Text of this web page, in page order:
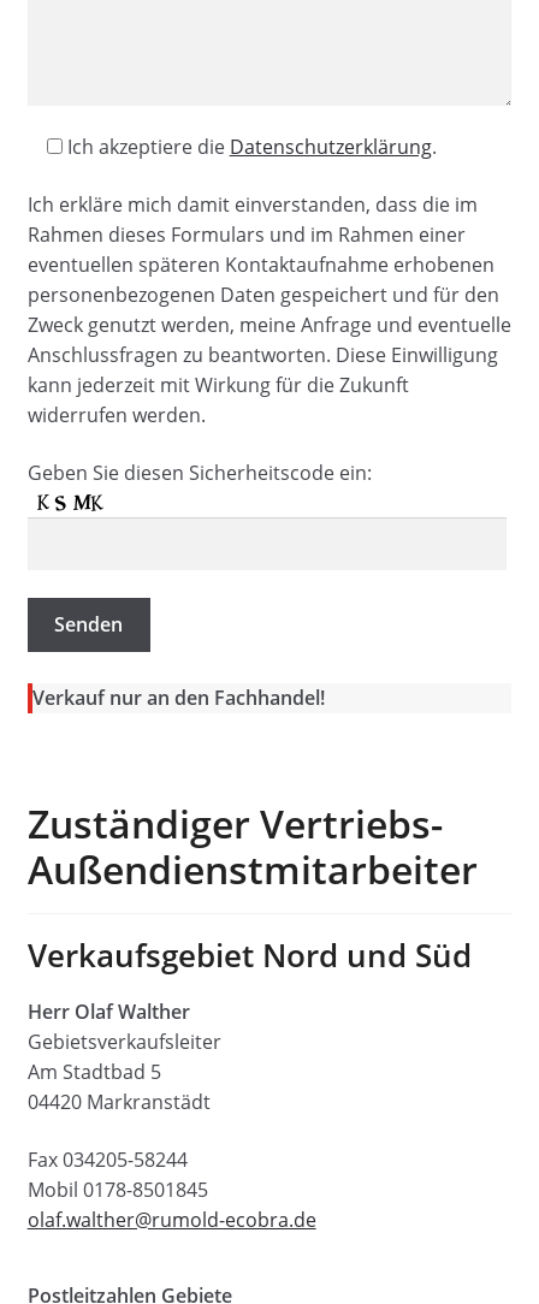
Ich akzeptiere die Datenschutzerklärung.
Ich erkläre mich damit einverstanden, dass die im
Rahmen dieses Formulars und im Rahmen einer
eventuellen späteren Kontaktaufnahme erhobenen
personenbezogenen Daten gespeichert und für den
Zweck genutzt werden, meine Anfrage und eventuelle
Anschlussfragen zu beantworten. Diese Einwilligung
kann jederzeit mit Wirkung für die Zukunft
widerrufen werden.
Geben Sie diesen Sicherheitscode ein:
Verkauf nur an den Fachhandel!
Zuständiger Vertriebs-
Außendienstmitarbeiter
Verkaufsgebiet Nord und Süd
Herr Olaf Walther
Gebietsverkaufsleiter
Am Stadtbad 5
04420 Markranstädt
Fax 034205-58244
Mobil 0178-8501845
olaf.walther@rumold-ecobra.de
Postleitzahlen Gebiete